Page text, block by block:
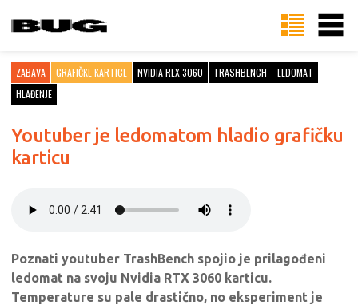
ZABAVA GRAFIČKE KARTICE NVIDIA REX 3060 TRASHBENCH
LEDOMAT
HLAĐENJE
Youtuber je ledomatom hladio grafičku
karticu
Poznati youtuber TrashBench spojio je prilagođeni
ledomat na svoju Nvidia RTX 3060 karticu.
Temperature su pale drastično, no eksperiment je